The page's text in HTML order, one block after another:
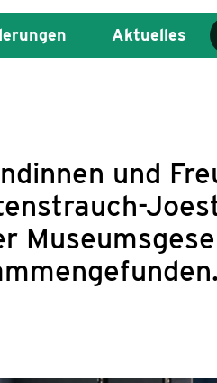
Aktuelles
und